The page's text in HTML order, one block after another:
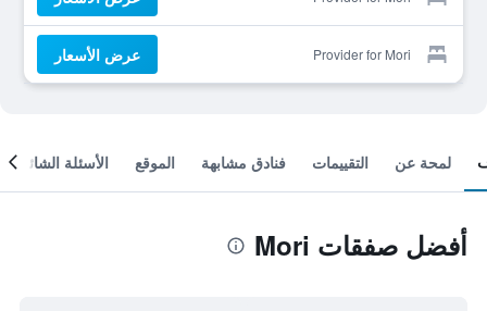
Provider for Mori عرض الأسعار
لمحة عن التقييمات فنادق مشابهة الموقع الأسئلة الشائعة
أفضل صفقات Mori